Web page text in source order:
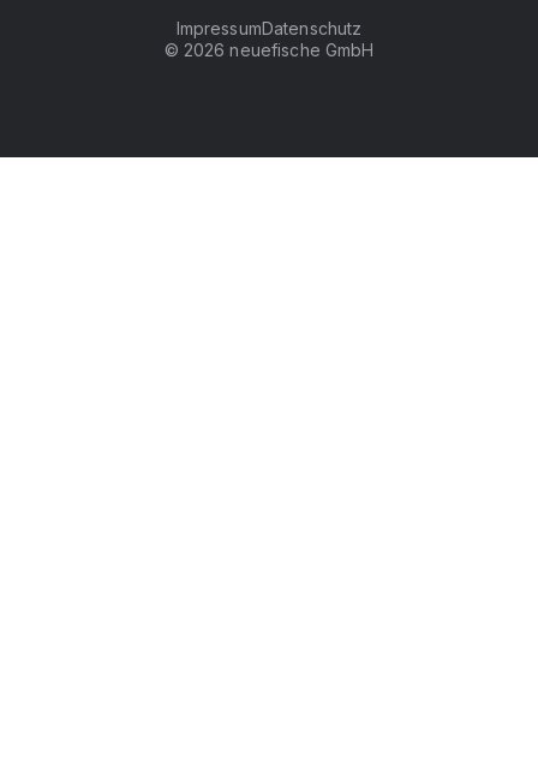
ImpressumDatenschutz
© 2026 neuefische GmbH